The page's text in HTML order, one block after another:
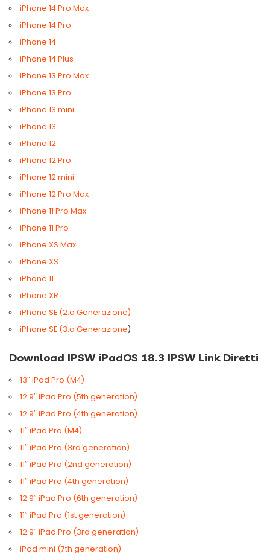
iPhone 14 Pro Max
iPhone 14 Pro
iPhone 14
iPhone 14 Plus
iPhone 13 Pro Max
iPhone 13 Pro
iPhone 13 mini
iPhone 13
iPhone 12
iPhone 12 Pro
iPhone 12 mini
iPhone 12 Pro Max
iPhone 11 Pro Max
iPhone 11 Pro
iPhone XS Max
iPhone XS
iPhone 11
iPhone XR
iPhone SE (2.a Generazione)
iPhone SE (3.a Generazione)
Download IPSW iPadOS 18.3 IPSW Link Diretti
13″ iPad Pro (M4)
12.9″ iPad Pro (5th generation)
12.9″ iPad Pro (4th generation)
11″ iPad Pro (M4)
11″ iPad Pro (3rd generation)
11″ iPad Pro (2nd generation)
11″ iPad Pro (4th generation)
12.9″ iPad Pro (6th generation)
11″ iPad Pro (1st generation)
12.9″ iPad Pro (3rd generation)
iPad mini (7th generation)